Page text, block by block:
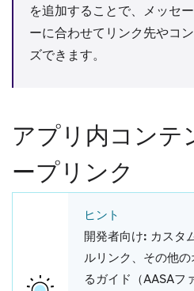
を追加することで、メッセ
ーに合わせてリンク先やコ
ズできます。
アプリ内コンテ
ープリンク
ヒント
開発者向け: カスタ
ルリンク、その他
るガイド（AASAフ